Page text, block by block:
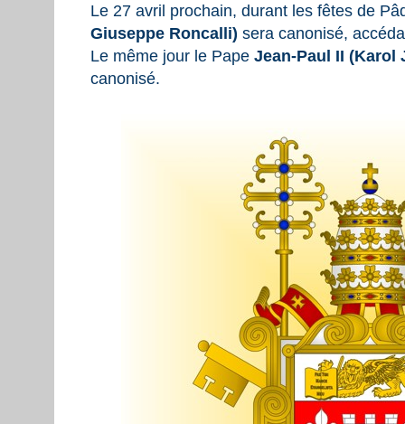
Le 27 avril prochain, durant les fêtes de
Giuseppe Roncalli) sera canonisé,
Le même jour le Pape Jean-Paul II (Karol
canonisé.